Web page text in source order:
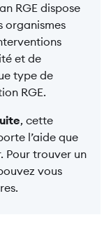
RGE dispose
organismes
et de
type de
RGE.
, cette
l’aide que
Pour trouver un
vous